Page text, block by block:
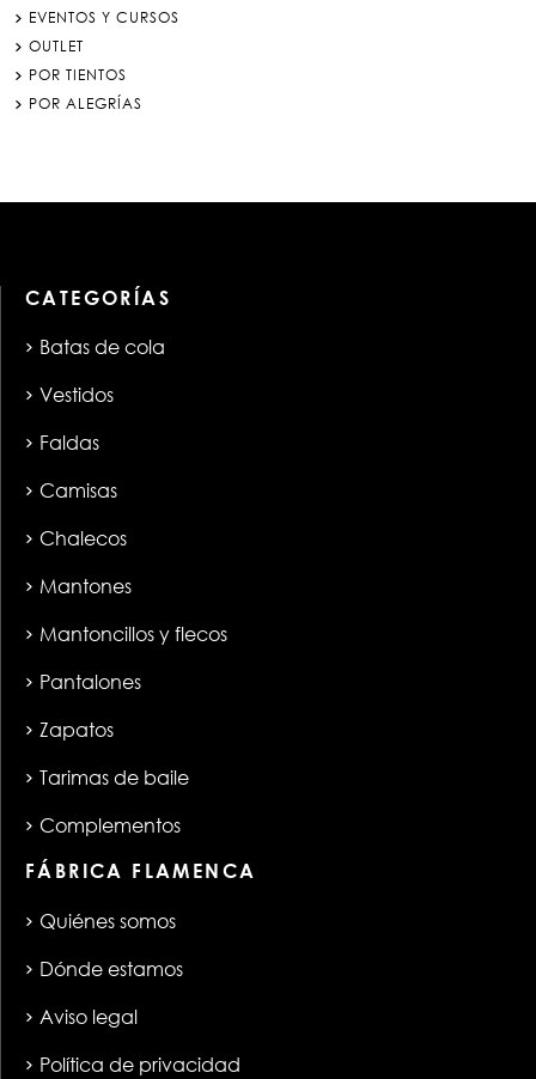
EVENTOS Y CURSOS
OUTLET
POR TIENTOS
POR ALEGRÍAS
CATEGORÍAS
Batas de cola
Vestidos
Faldas
Camisas
Chalecos
Mantones
Mantoncillos y flecos
Pantalones
Zapatos
Tarimas de baile
Complementos
FÁBRICA FLAMENCA
Quiénes somos
Dónde estamos
Aviso legal
Política de privacidad